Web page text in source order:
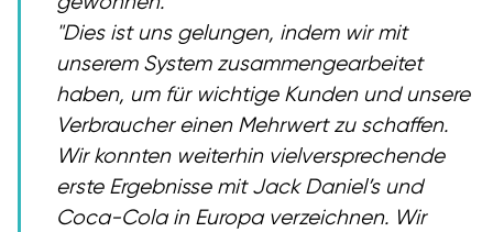
Dies ist uns gelungen, indem wir mit
unserem System zusammengearbeitet
haben, um für wichtige Kunden und unsere
Verbraucher einen Mehrwert zu schaffen.
Wir konnten weiterhin vielversprechende
erste Ergebnisse mit Jack Daniel’s und
Coca-Cola in Europa verzeichnen. Wir